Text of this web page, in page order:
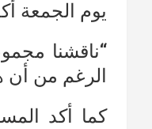
يوم الجمعة
“ناقشنا
الرغم من أن
كما أكد